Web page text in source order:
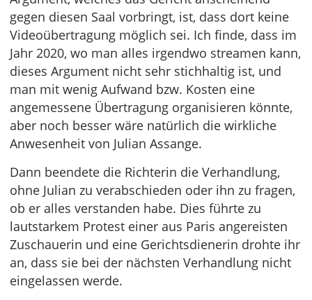
gegen diesen Saal vorbringt, ist, dass dort keine
Videoübertragung möglich sei. Ich finde, dass im
Jahr 2020, wo man alles irgendwo streamen kann,
dieses Argument nicht sehr stichhaltig ist, und
man mit wenig Aufwand bzw. Kosten eine
angemessene Übertragung organisieren könnte,
aber noch besser wäre natürlich die wirkliche
Anwesenheit von Julian Assange.
Dann beendete die Richterin die Verhandlung,
ohne Julian zu verabschieden oder ihn zu fragen,
ob er alles verstanden habe. Dies führte zu
lautstarkem Protest einer aus Paris angereisten
Zuschauerin und eine Gerichtsdienerin drohte ihr
an, dass sie bei der nächsten Verhandlung nicht
eingelassen werde.